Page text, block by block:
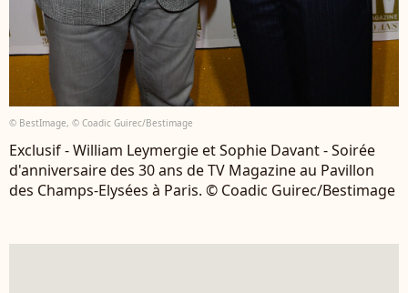
© BestImage, © Coadic Guirec/Bestimage
Exclusif - William Leymergie et Sophie Davant - Soirée
d'anniversaire des 30 ans de TV Magazine au Pavillon
des Champs-Elysées à Paris. © Coadic Guirec/Bestimage